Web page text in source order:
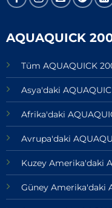
AQUAQUICK
Tüm AQUAQUICK
Asya'daki
Afrika'daki
Avrupa'daki
Kuzey Amerika'daki
Güney Amerika'daki